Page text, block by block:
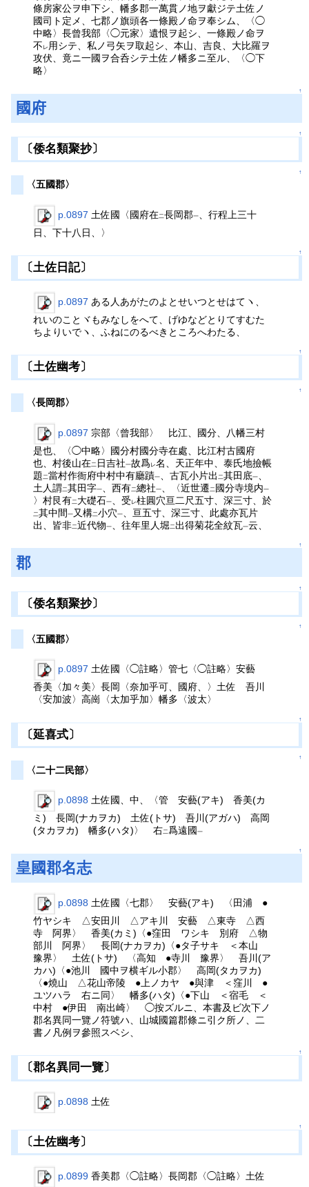
條房家公ヲ申下シ、幡多郡一萬貫ノ地ヲ獻ジテ土佐ノ
國司ト定メ、七郡ノ旗頭各一條殿ノ命ヲ奉シム、〈◯
中略〉長曾我部〈◯元家〉遺恨ヲ起シ、一條殿ノ命ヲ
不 レ 用シテ、私ノ弓矢ヲ取起シ、本山、吉良、大比羅ヲ
攻伏、竟ニ一國ヲ合呑シテ土佐ノ幡多ニ至ル、〈◯下
略〉
↑
國府
↑
〔倭名類聚抄〕
↑
〈五國郡〉
p.0897 土佐國〈國府在二長岡郡一
、行程上三十
日、下十八日、〉
↑
〔土佐日記〕
p.0897 ある人あがたのよとせいつとせはてヽ、
れいのことヾもみなしをへて、げゆなどとりてすむた
ちよりいでヽ、ふねにのるべきところへわたる、
↑
〔土佐幽考〕
↑
〈長岡郡〉
p.0897 宗部〈曾我部〉 比江、國分、八幡三村
是也、〈◯中略〉國分村國分寺在處、比江村古國府
也、村後山在二 日吉社一故爲レ名、天正年中、泰氏地撿帳
題 二當村作衙府中村中有廳蹟一 、古瓦小片出 二其田底一
土人謂二其田字一 、西有二總社一 、〈近世遷 二 國分寺境内一
〉村艮有二 大礎石一 、受 レ柱圓穴亘二尺五寸、深三寸、於
二其中間一 又構二小穴一
、亘五寸、深三寸、此處亦瓦片
出、皆非二近代物一 、往年里人堀 二出得菊花全紋瓦一云、
↑
郡
↑
〔倭名類聚抄〕
↑
〈五國郡〉
p.0897 土佐國〈◯註略〉管七〈◯註略〉安藝
香美〈加々美〉長岡〈奈加乎可、國府、〉土佐 吾川
〈安加波〉高崗〈太加乎加〉幡多〈波太〉
↑
〔延喜式〕
↑
〈二十二民部〉
p.0898 土佐國、中、〈管 安藝(アキ) 香美(カ
ミ) 長岡(ナカヲカ) 土佐(トサ) 吾川(アガハ) 高岡
(タカヲカ) 幡多(ハタ)〉 右二爲遠國一
↑
皇國郡名志
p.0898 土佐國〈七郡〉 安藝(アキ) 〈田浦 ●
竹ヤシキ △安田川 △アキ川 安藝 △東寺 △西
寺 阿界〉 香美(カミ)〈●窪田 ワシキ 別府 △物
部川 阿界〉 長岡(ナカヲカ)〈●タ子サキ ＜本山
豫界〉 土佐(トサ) 〈高知 ●寺川 豫界〉 吾川(ア
カハ)〈●池川 國中ヲ横ギル小郡〉 高岡(タカヲカ)
〈●燒山 △花山帝陵 ●上ノカヤ ●與津 ＜窪川 ●
ユツハラ 右ニ同〉 幡多(ハタ)〈●下山 ＜宿毛 ＜
中村 ●伊田 南出崎〉 ◯按ズルニ、本書及ビ次下ノ
郡名異同一覽ノ符號ハ、山城國篇郡條ニ引ク所ノ、二
書ノ凡例ヲ參照スベシ、
↑
〔郡名異同一覽〕
p.0898 土佐
↑
〔土佐幽考〕
p.0899 香美郡〈◯註略〉長岡郡〈◯註略〉土佐